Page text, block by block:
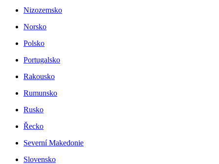
Nizozemsko
Norsko
Polsko
Portugalsko
Rakousko
Rumunsko
Rusko
Řecko
Severní Makedonie
Slovensko